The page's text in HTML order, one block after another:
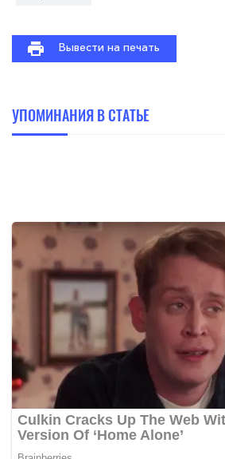
Вывести на печать
УПОМИНАНИЯ В СТАТЬЕ